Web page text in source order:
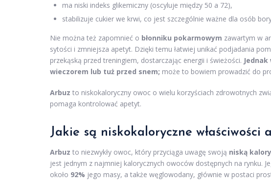
ma niski indeks glikemiczny (oscyluje między 50 a 72),
stabilizuje cukier we krwi, co jest szczególnie ważne dla osób
Nie można też zapomnieć o błonniku pokarmowym zawartym w
sytości i zmniejsza apetyt. Dzięki temu łatwiej unikać podjadania
przekąską przed treningiem, dostarczając energii i świeżości.
wieczorem lub tuż przed snem; może to bowiem prowadzić do
Arbuz to niskokaloryczny owoc o wielu korzyściach zdrowotnych
pomaga kontrolować apetyt.
Jakie są niskokaloryczne właściwości
Arbuz to niezwykły owoc, który przyciąga uwagę swoją niską
jest jednym z najmniej kalorycznych owoców dostępnych na rynku.
około 92% jego masy, a także węglowodany, głównie w postaci